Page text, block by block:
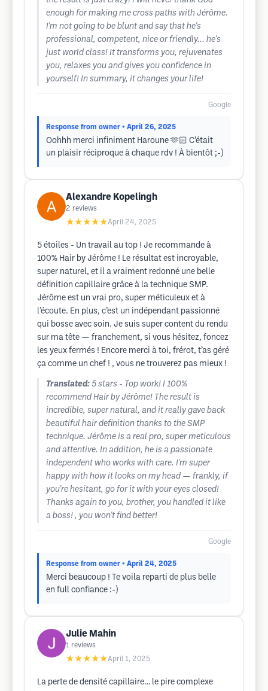
enough for making me cross paths with Jérôme.
I'm not going to be blunt and say that he's
professional, competent, nice or friendly... he's
just world class! It transforms you, rejuvenates
you, relaxes you and gives you confidence in
yourself! In summary, it changes your life!
Google
Response from owner • April 26, 2025
Oohhh merci infiniment Haroune 🫶🏻 C’était
un plaisir réciproque à chaque rdv ! À bientôt ;-)
Alexandre Kopelingh
2 reviews
★★★★★April 24, 2025
5 étoiles - Un travail au top ! Je recommande à
100% Hair by Jérôme ! Le résultat est incroyable,
super naturel, et il a vraiment redonné une belle
définition capillaire grâce à la technique SMP.
Jérôme est un vrai pro, super méticuleux et à
l’écoute. En plus, c’est un indépendant passionné
qui bosse avec soin. Je suis super content du rendu
sur ma tête — franchement, si vous hésitez, foncez
les yeux fermés ! Encore merci à toi, frérot, t’as géré
ça comme un chef ! , vous ne trouverez pas mieux !
Translated: 5 stars - Top work! I 100%
recommend Hair by Jérôme! The result is
incredible, super natural, and it really gave back
beautiful hair definition thanks to the SMP
technique. Jérôme is a real pro, super meticulous
and attentive. In addition, he is a passionate
independent who works with care. I'm super
happy with how it looks on my head — frankly, if
you're hesitant, go for it with your eyes closed!
Thanks again to you, brother, you handled it like
a boss! , you won't find better!
Google
Response from owner • April 24, 2025
Merci beaucoup ! Te voila reparti de plus belle
en full confiance :-)
Julie Mahin
1 reviews
★★★★★April 1, 2025
La perte de densité capillaire… le pire complexe